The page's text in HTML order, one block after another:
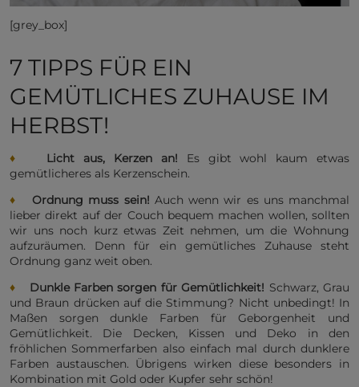
[grey_box]
7 TIPPS FÜR EIN
GEMÜTLICHES ZUHAUSE IM
HERBST!
♦ Licht aus, Kerzen an! Es gibt wohl kaum etwas
gemütlicheres als Kerzenschein.
♦
Ordnung muss sein! Auch wenn wir es uns manchmal
lieber direkt auf der Couch bequem machen wollen, sollten
wir uns noch kurz etwas Zeit nehmen, um die Wohnung
aufzuräumen. Denn für ein gemütliches Zuhause steht
Ordnung ganz weit oben.
♦
Dunkle Farben sorgen für Gemütlichkeit! Schwarz, Grau
und Braun drücken auf die Stimmung? Nicht unbedingt! In
Maßen sorgen dunkle Farben für Geborgenheit und
Gemütlichkeit. Die Decken, Kissen und Deko in den
fröhlichen Sommerfarben also einfach mal durch dunklere
Farben austauschen. Übrigens wirken diese besonders in
Kombination mit Gold oder Kupfer sehr schön!